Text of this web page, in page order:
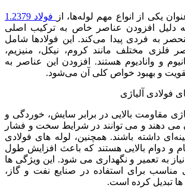
یکی از انواع مهم لوله‌ها، از
فولاد 1.2379
دلیل افزودن عناصر خاص به ترکیب اصلی
به فردی پیدا می‌کند. این فولادها شامل
فلزی مختلف مانند کروم، نیکل، منیزیم،
و وانادیوم هستند. افزودن این عناصر به
فولادی آلیاژی
مقاومت بالایی در برابر سایش، خوردگی و
می ‌دهند و می ‌توانند در شرایط سخت و فشار
داشته باشند. همچنین، لوله‌ های فولادی
و دوام بالایی هستند که باعث افزایش طول
به تعمیر و نگهداری می ‌شود. این ویژگی ‌ها
مناسب برای استفاده در صنایع نفت و گاز،
ها تبدیل کرده است.